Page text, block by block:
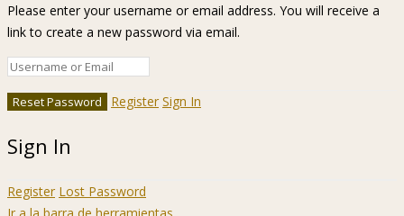
Please enter your username or email address. You will receive a
link to create a new password via email.
Register Sign In
Sign In
Register Lost Password
Ir a la barra de herramientas